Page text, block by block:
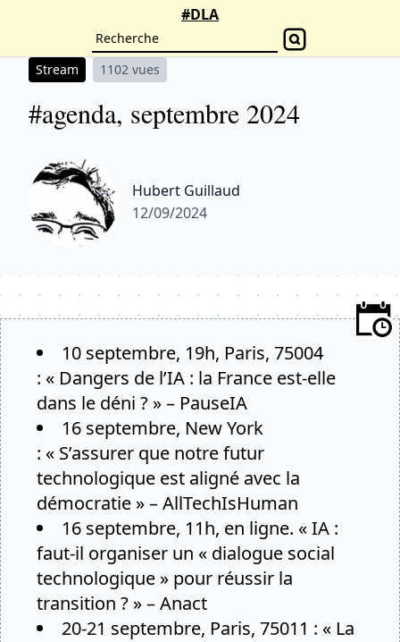
#DLA
Stream 1102 vues
#agenda, septembre 2024
Hubert Guillaud
12/09/2024
10 septembre, 19h, Paris, 75004
: « Dangers de l’IA : la France est-elle
dans le déni ? »– PauseIA
16 septembre, New York
: « S’assurer que notre futur
technologique est aligné avec la
démocratie »– AllTechIsHuman
16 septembre, 11h, en ligne. « IA :
faut-il organiser un « dialogue social
technologique » pour réussir la
transition ? »– Anact
20-21 septembre, Paris, 75011 : « La